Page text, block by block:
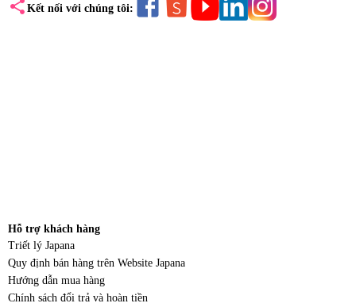
share Kết nối với chúng tôi:
Hỗ trợ khách hàng
Triết lý Japana
Quy định bán hàng trên Website Japana
Hướng dẫn mua hàng
Chính sách đổi trả và hoàn tiền